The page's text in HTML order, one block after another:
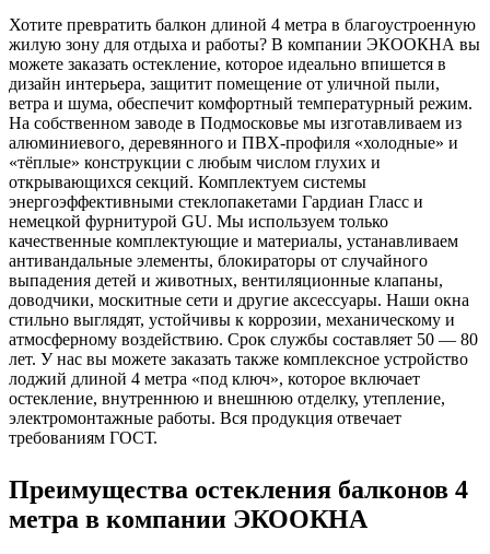
Хотите превратить балкон длиной 4 метра в благоустроенную
жилую зону для отдыха и работы? В компании ЭКООКНА вы
можете заказать остекление, которое идеально впишется в
дизайн интерьера, защитит помещение от уличной пыли,
ветра и шума, обеспечит комфортный температурный режим.
На собственном заводе в Подмосковье мы изготавливаем из
алюминиевого, деревянного и ПВХ-профиля «холодные» и
«тёплые» конструкции с любым числом глухих и
открывающихся секций. Комплектуем системы
энергоэффективными стеклопакетами Гардиан Гласс и
немецкой фурнитурой GU. Мы используем только
качественные комплектующие и материалы, устанавливаем
антивандальные элементы, блокираторы от случайного
выпадения детей и животных, вентиляционные клапаны,
доводчики, москитные сети и другие аксессуары. Наши окна
стильно выглядят, устойчивы к коррозии, механическому и
атмосферному воздействию. Срок службы составляет 50 — 80
лет. У нас вы можете заказать также комплексное устройство
лоджий длиной 4 метра «под ключ», которое включает
остекление, внутреннюю и внешнюю отделку, утепление,
электромонтажные работы. Вся продукция отвечает
требованиям ГОСТ.
Преимущества остекления балконов 4
метра в компании ЭКООКНА